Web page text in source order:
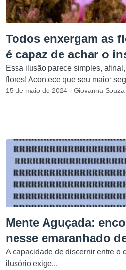
Todos enxergam as
é capaz de achar o
Essa ilusão parece simples,
flores! Acontece que seu maior
15 de maio de 2024 - Giovanna Souza
Mente Aguçada:
nesse emaranhado
A capacidade de discernir entre o
ilusório exige...